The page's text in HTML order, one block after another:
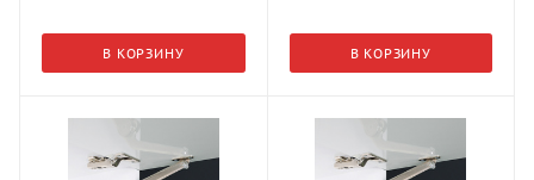
В КОРЗИНУ В КОРЗИНУ